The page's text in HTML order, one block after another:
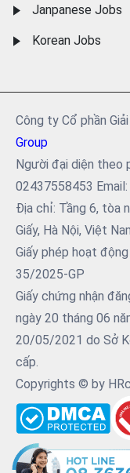
Janpanese Jobs
Korean Jobs
Công ty Cổ phần
Group
Người đại diện theo
02437558453
Địa chỉ: Tầng 6, tòa
Giấy, Hà Nội, Việt
Giấy phép hoạt
35/2025-GP
Giấy chứng nhận
ngày 20 tháng 06
20/05/2021 do Sở
cấp.
Copyrights © by